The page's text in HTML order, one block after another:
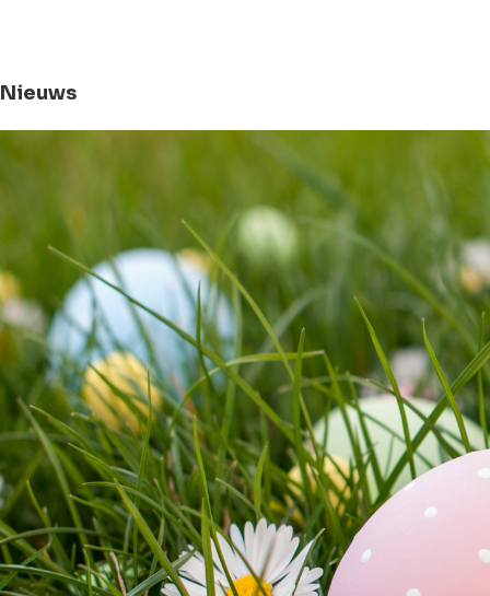
Nieuws